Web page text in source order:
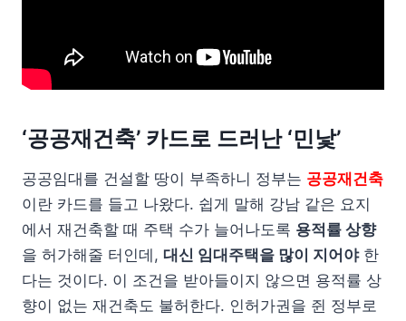
‘공공재건축’ 카드로 드러난 ‘민낯’
공공임대를 건설할 땅이 부족하니 정부는 공공재건축
이란 카드를 들고 나왔다. 쉽게 말해 강남 같은 요지
에서 재건축할 때 주택 수가 늘어나도록 용적률 상향
을 허가해줄 터인데, 대신 임대주택을 많이 지어야한
다는 것이다. 이 조건을 받아들이지 않으면 용적률 상
향이 없는 재건축도 불허한다. 인허가권을 쥔 정부로